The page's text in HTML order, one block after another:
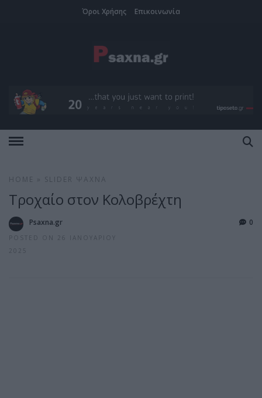
Όροι Χρήσης Επικοινωνία
HOME SLIDER ΨΑΧΝΆ
Τροχαίο στον Κολοβρέχτη
Psaxna.gr
POSTED ON 26 ΙΑΝΟΥΑΡΊΟΥ
2025
0